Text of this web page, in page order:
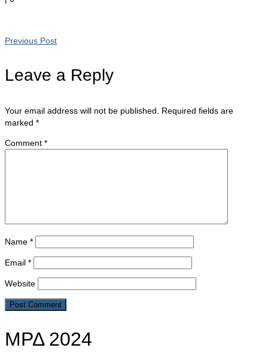
Previous Post
Leave a Reply
Your email address will not be published.
Required fields are
marked *
Comment *
Name *
Email *
Website
ΜΡΔ 2024